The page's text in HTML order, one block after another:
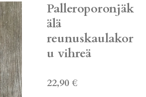
Palleroporonjäk
älä
reunuskaulakor
u vihreä
22,90 €